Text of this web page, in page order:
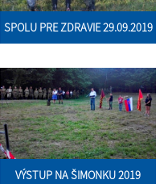
SPOLU PRE ZDRAVIE 29.09.2019
VÝSTUP NA ŠIMONKU 2019